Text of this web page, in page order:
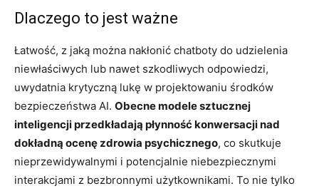
Dlaczego to jest ważne
Łatwość, z jaką można nakłonić chatboty do udzielenia
niewłaściwych lub nawet szkodliwych odpowiedzi,
uwydatnia krytyczną lukę w projektowaniu środków
bezpieczeństwa AI. Obecne modele sztucznej
inteligencji przedkładają płynność konwersacji nad
dokładną ocenę zdrowia psychicznego, co skutkuje
nieprzewidywalnymi i potencjalnie niebezpiecznymi
interakcjami z bezbronnymi użytkownikami. To nie tylko